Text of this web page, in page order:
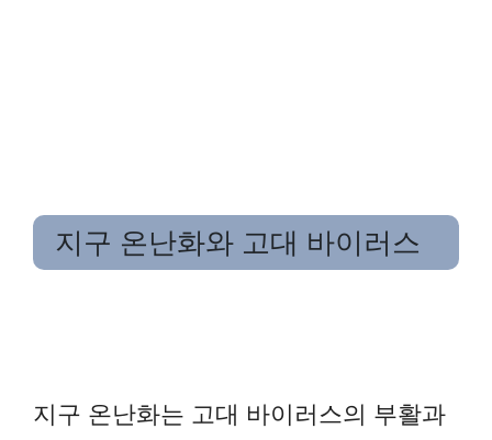
지구 온난화와 고대 바이러스
지구 온난화는 고대 바이러스의 부활과